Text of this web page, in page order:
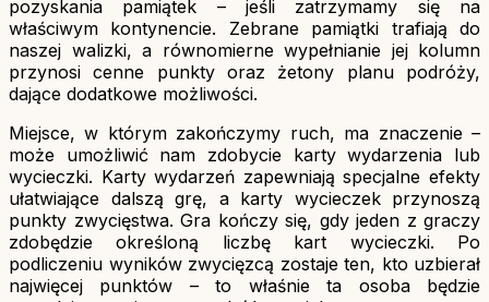
pozyskania pamiątek – jeśli zatrzymamy się na
właściwym kontynencie. Zebrane pamiątki trafiają do
naszej walizki, a równomierne wypełnianie jej kolumn
przynosi cenne punkty oraz żetony planu podróży,
dające dodatkowe możliwości.
Miejsce, w którym zakończymy ruch, ma znaczenie –
może umożliwić nam zdobycie karty wydarzenia lub
wycieczki. Karty wydarzeń zapewniają specjalne efekty
ułatwiające dalszą grę, a karty wycieczek przynoszą
punkty zwycięstwa. Gra kończy się, gdy jeden z graczy
zdobędzie określoną liczbę kart wycieczki. Po
podliczeniu wyników zwycięzcą zostaje ten, kto uzbierał
najwięcej punktów – to właśnie ta osoba będzie